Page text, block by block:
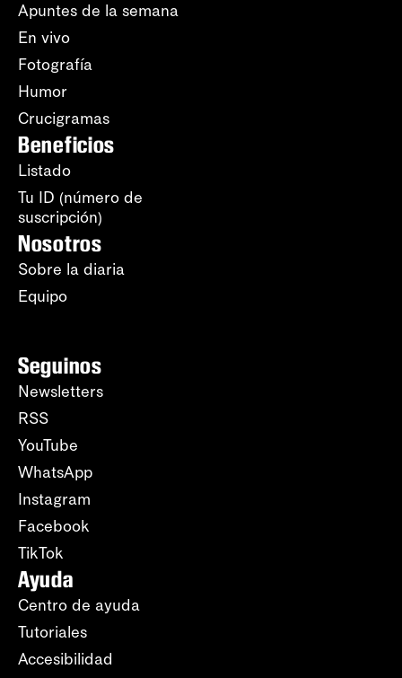
Apuntes de la semana
En vivo
Fotografía
Humor
Crucigramas
Beneficios
Listado
Tu ID (número de
suscripción)
Nosotros
Sobre la diaria
Equipo
Seguinos
Newsletters
RSS
YouTube
WhatsApp
Instagram
Facebook
TikTok
Ayuda
Centro de ayuda
Tutoriales
Accesibilidad